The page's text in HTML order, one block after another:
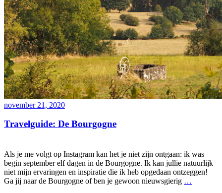
november 21, 2020
Travelguide: De Bourgogne
Als je me volgt op Instagram kan het je niet zijn ontgaan: ik was
begin september elf dagen in de Bourgogne. Ik kan jullie natuurlijk
niet mijn ervaringen en inspiratie die ik heb opgedaan ontzeggen!
Ga jij naar de Bourgogne of ben je gewoon nieuwsgierig …